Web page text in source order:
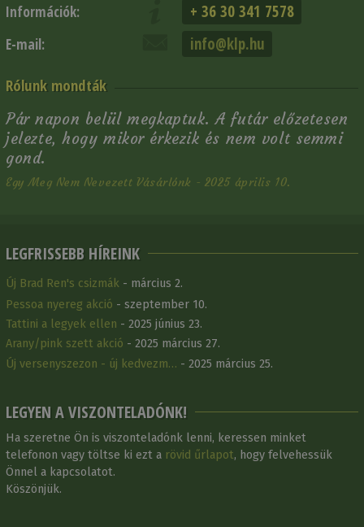
Információk: + 36 30 341 7578
E-mail: info@klp.hu
Rólunk mondták
Pár napon belül megkaptuk. A futár előzetesen
jelezte, hogy mikor érkezik és nem volt semmi
gond.
Egy Meg Nem Nevezett Vásárlónk - 2025 április 10.
LEGFRISSEBB HÍREINK
Új Brad Ren's csizmák - március 2.
Pessoa nyereg akció - szeptember 10.
Tattini a legyek ellen - 2025 június 23.
Arany/pink szett akció - 2025 március 27.
Új versenyszezon - új kedvezm… - 2025 március 25.
LEGYEN A VISZONTELADÓNK!
Ha szeretne Ön is viszonteladónk lenni, keressen minket
telefonon vagy töltse ki ezt a rövid űrlapot, hogy felvehessük
Önnel a kapcsolatot.
Köszönjük.